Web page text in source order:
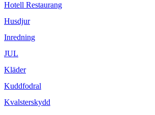
Hotell Restaurang
Husdjur
Inredning
JUL
Kläder
Kuddfodral
Kvalsterskydd